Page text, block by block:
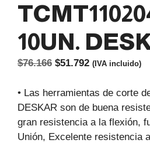
10UN.
$76.166 El
original
era:
$76.166.
$51.792El
actual
es:
$51.792.
(IVA incluido)
• Las herramientas de corte
DESKAR son de buena
gran resistencia a la flexión,
Unión, Excelente resistencia